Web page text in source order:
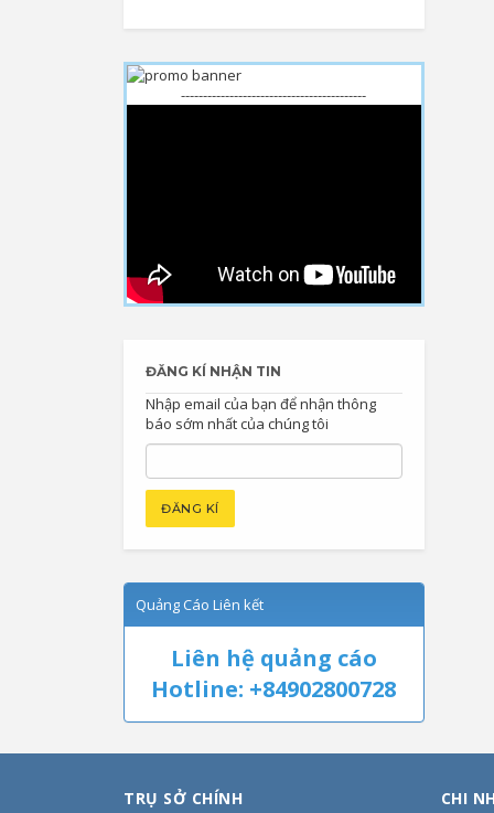
------------------------------------------
ĐĂNG KÍ NHẬN TIN
Nhập email của bạn để nhận thông
báo sớm nhất của chúng tôi
Quảng Cáo Liên kết
Liên hệ quảng cáo
Hotline: +84902800728
TRỤ SỞ CHÍNH CHI